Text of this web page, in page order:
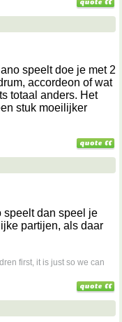
speelt doe je met 2
accordeon of wat
totaal anders. Het
stuk moeilijker
speelt dan speel je
partijen, als daar
first, it is just so we can